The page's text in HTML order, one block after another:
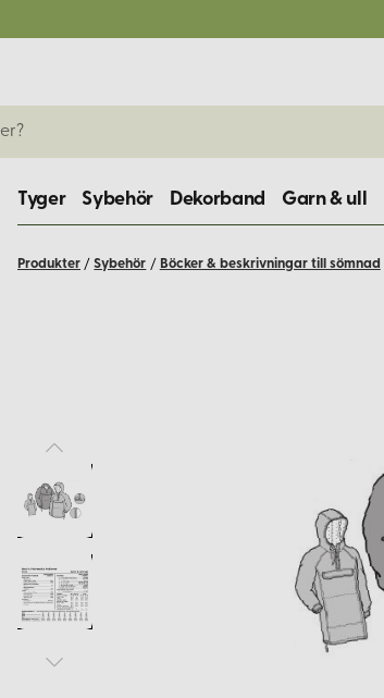
Tyger Sybehör Dekorband Garn & ull
Produkter / Sybehör / Böcker & beskrivningar till sömnad